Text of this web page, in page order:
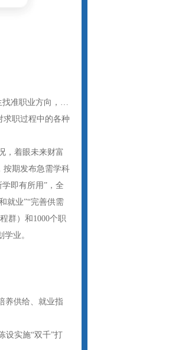
找准职业方向，…
求职过程中的各种
，着眼未来财富
按期发布急需学科
即有所用”，全
就业”“完善供需
群）和1000个职
业。
养供给、就业指
设实施“双千”打